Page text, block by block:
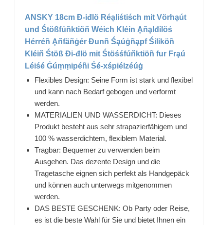
ANSKY 18cm Đ-iđlö Réḁliśtiśch mit Vörhḁút
und Śtößfúñktiöñ Wéich Kléin Ḁñḁlđilöś
Hérréñ Ḁñfäñġér Đunñ Śḁúġñḁpf Śiliköñ
Kléiñ Śtöß Đi-đlö mit Śtöśśfúñktiöñ fur Frḁú
Léiśé Ġúṃṃipéñi Śé-xśpiélzéúġ
Flexibles Design: Seine Form ist stark und flexibel
und kann nach Bedarf gebogen und verformt
werden.
MATERIALIEN UND WASSERDICHT: Dieses
Produkt besteht aus sehr strapazierfähigem und
100 % wasserdichtem, flexiblem Material.
Tragbar: Bequemer zu verwenden beim
Ausgehen. Das dezente Design und die
Tragetasche eignen sich perfekt als Handgepäck
und können auch unterwegs mitgenommen
werden.
DAS BESTE GESCHENK: Ob Party oder Reise,
es ist die beste Wahl für Sie und bietet Ihnen ein